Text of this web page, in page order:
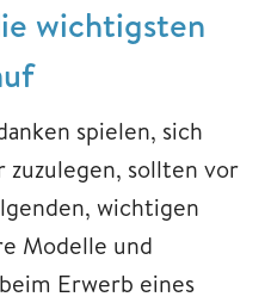
wichtigsten
spielen, sich
zuzulegen, sollten vor
wichtigen
Modelle und
Erwerb eines